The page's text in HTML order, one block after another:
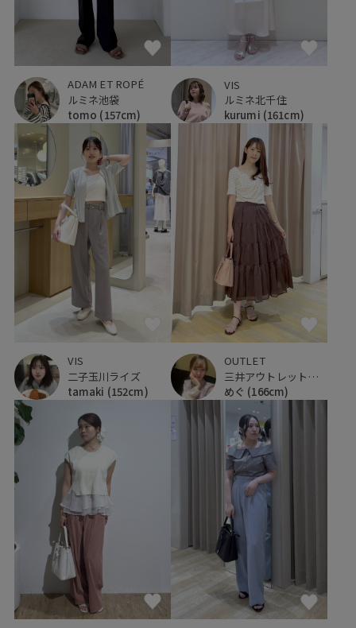
ADAM ET ROPÉ
ルミネ池袋
tomo (157cm)
VIS
ルミネ北千住
kurumi (161cm)
VIS
二子玉川ライズ
tamaki (152cm)
OUTLET
三井アウトレットパーク 仙台港
めぐ (166cm)